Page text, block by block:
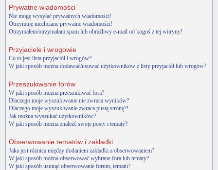
Prywatne wiadomości
Nie mogę wysyłać prywatnych wiadomości!
Otrzymuję niechciane prywatne wiadomości!
Otrzymałem/otrzymałam spam lub obraźliwy e-mail od kogoś z tej witryny!
Przyjaciele i wrogowie
Co to jest lista przyjaciół i wrogów?
W jaki sposób można dodawać/usuwać użytkowników z listy przyjaciół lub wrogów?
Przeszukiwanie forów
W jaki sposób można przeszukiwać fora?
Dlaczego moje wyszukiwanie nie zwraca wyników?
Dlaczego moje wyszukiwanie zwraca pustą stronę?!
Jak można wyszukać użytkowników?
W jaki sposób można znaleźć swoje posty i tematy?
Obserwowanie tematów i zakładki
Jaka jest różnica między dodaniem zakładki a obserwowaniem?
W jaki sposób można obserwować wybrane fora lub tematy?
W jaki sposób usunąć obserwowanie forum, tematu?